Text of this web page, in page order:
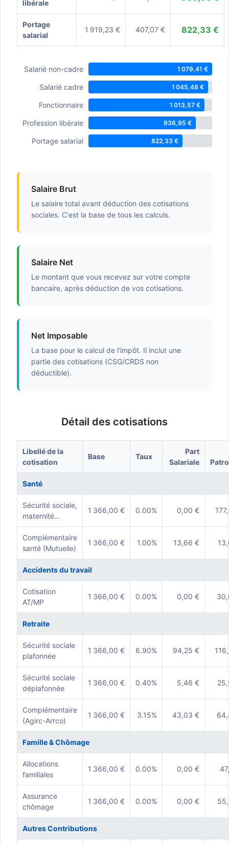
libérale
Portage
salarial
1 919,23 € 407,07 € 822,33 €
Salarié non-cadre 1 079,41 €
Salarié cadre 1 045,48 €
Fonctionnaire 1 013,57 €
Profession libérale 936,95 €
Portage salarial 822,33 €
Salaire Brut
Le salaire total avant déduction des cotisations
sociales. C'est la base de tous les calculs.
Salaire Net
Le montant que vous recevez sur votre compte
bancaire, après déduction de vos cotisations.
Net Imposable
La base pour le calcul de l'impôt. Il inclut une
partie des cotisations (CSG/CRDS non
déductible).
Détail des cotisations
Libellé de la
cotisation
Base Taux
Part
Salariale
Santé
Sécurité sociale,
maternité...
1 366,00 € 0.00% 0,00 €
Complémentaire
santé (Mutuelle)
1 366,00 € 1.00% 13,66 €
Accidents du travail
Cotisation
AT/MP
1 366,00 € 0.00% 0,00 €
Retraite
Sécurité sociale
plafonnée
1 366,00 € 6.90% 94,25 €
Sécurité sociale
déplafonnée
1 366,00 € 0.40% 5,46 €
Complémentaire
(Agirc-Arrco)
1 366,00 € 3.15% 43,03 €
Famille & Chômage
Allocations
familiales
1 366,00 € 0.00% 0,00 €
Assurance
chômage
1 366,00 € 0.00% 0,00 €
Autres Contributions